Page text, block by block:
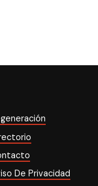
De Privacidad